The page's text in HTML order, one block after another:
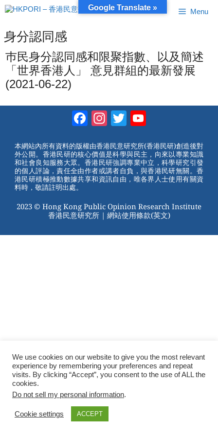
跳
至
容
Menu
身分認同感
巿民身分認同感和限聚指數、以及簡述
「世界香港人」 意見群組的最新發展
(2021-06-22)
Facebook
Instagram
Twitter
本網站內所有資料的版權由香港民意研究所(香港民研)創造後對
外公開。香港民研的核心價值是科學與民主，向來以專業知識
和社會良知服務大眾。香港民研強調專業中立，科學研究引發
的個人評論，責任全由作者或講者自負，與香港民研無關。香
港民研積極推動數據共享和資訊自由，唯各界人士使用有關資
料時，敬請註明出處。
2023 © Hong Kong Public Opinion Research Institute
香港民意研究所 | 網站使用條款(英文)
We use cookies on our website to give you the most relevant
experience by remembering your preferences and repeat
visits. By clicking “Accept”, you consent to the use of ALL the
cookies.
Do not sell my personal information.
Cookie settings ACCEPT
Google Translate »